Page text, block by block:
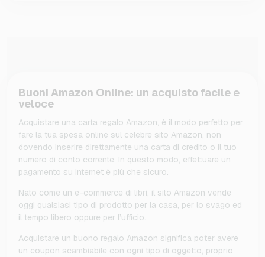
Buoni Amazon Online: un acquisto facile e
veloce
Acquistare una carta regalo Amazon, è il modo perfetto per
fare la tua spesa online sul celebre sito Amazon, non
dovendo inserire direttamente una carta di credito o il tuo
numero di conto corrente. In questo modo, effettuare un
pagamento su internet è più che sicuro.
Nato come un e-commerce di libri, il sito Amazon vende
oggi qualsiasi tipo di prodotto per la casa, per lo svago ed
il tempo libero oppure per l’ufficio.
Acquistare un buono regalo Amazon significa poter avere
un coupon scambiabile con ogni tipo di oggetto, proprio